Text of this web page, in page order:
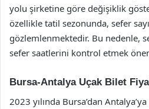
yolu şirketine göre değişiklik
özellikle tatil sezonunda, sefer
gözlemlenmektedir. Bu nedenle,
sefer saatlerini kontrol etmek
Bursa-Antalya Uçak Bilet
2023 yılında Bursa’dan